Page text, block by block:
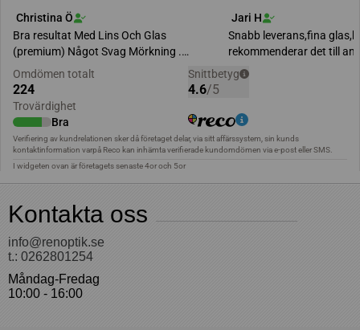
Kontakta oss
info@renoptik.se
t.: 0262801254
Måndag-Fredag
10:00 - 16:00